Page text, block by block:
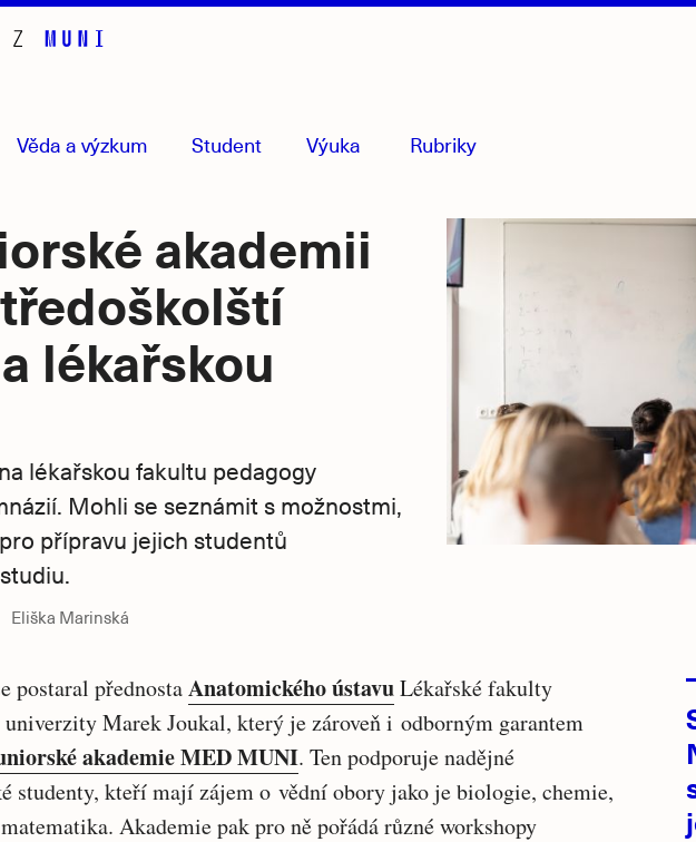
Věda a výzkum Student Výuka Rubriky
akademii
lékařskou
lékařskou fakultu pedagogy
Mohli se seznámit s možnostmi,
přípravu jejich studentů
Eliška Marinská
postaral přednostaAnatomického ústavuLékařské fakulty
Marek Joukal, který je zároveň i odborným garantem
akademie MED MUNI. Ten podporuje nadějné
studenty, kteří mají zájem o vědní obory jako je biologie, chemie,
Akademie pak pro ně pořádá různé workshopy